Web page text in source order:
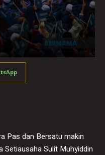
Pas dan Bersatu makin
Setiausaha Sulit Muhyiddin